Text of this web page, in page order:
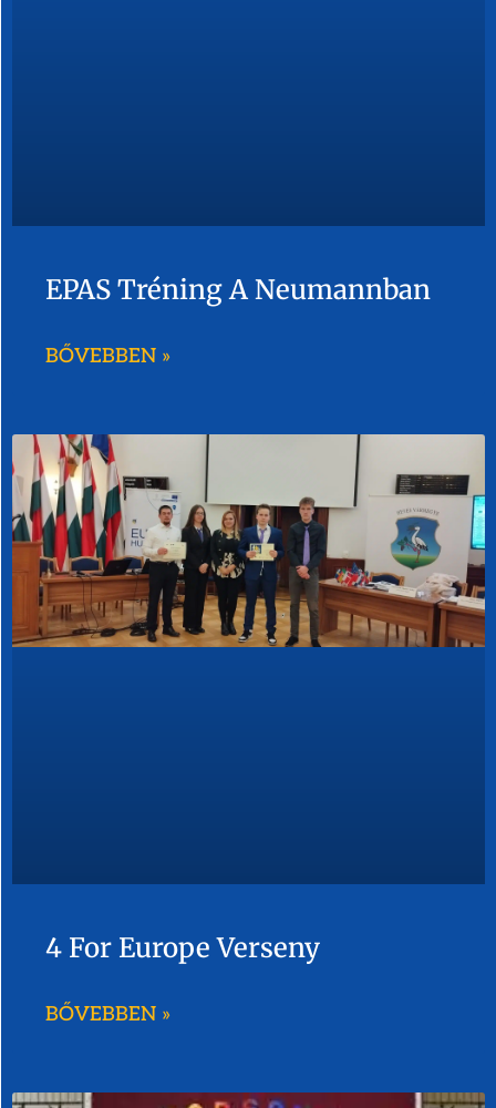
EPAS Tréning A Neumannban
BŐVEBBEN »
4 For Europe Verseny
BŐVEBBEN »